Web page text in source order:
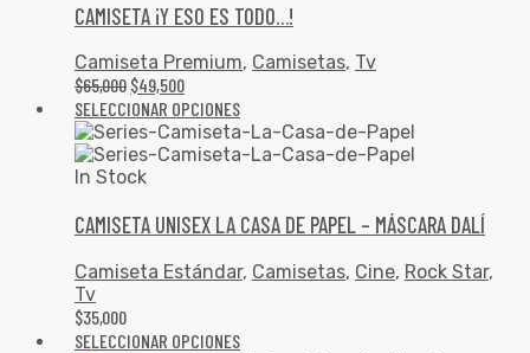
CAMISETA ¡Y ESO ES TODO…!
Camiseta Premium, Camisetas, Tv
$65,000 $49,500
SELECCIONAR OPCIONES
In Stock
CAMISETA UNISEX LA CASA DE PAPEL – MÁSCARA DALÍ
Camiseta Estándar, Camisetas, Cine, Rock Star,
Tv
$35,000
SELECCIONAR OPCIONES